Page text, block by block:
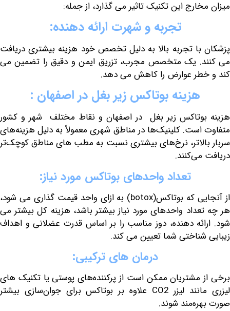
این تکنیک تاثیر می گذارد، از جمله:
تجربهوشهرتارائه دهنده:
تجربه بالا به دلیل تخصص خود هزینه بیشتری دریافت
یک متخصص مجرب، تزریق ایمن و دقیق را تضمین می
عوارض را کاهش می دهد.
هزینهبوتاکس زیربغل دراصفهان:
زیر بغل در اصفهان و نقاط مختلف شهر و کشور
کلینیک‌ها در مناطق شهری معمولاً به دلیل هزینه‌های
نرخ‌های بیشتری نسبت به مطب های مناطق کوچک‌تر
واحدهای بوتاکس مورد نیاز:
که بوتاکس(botox) به ازای واحد قیمت گذاری می شود،
واحدهای مورد نیاز بیشتر باشد، هزینه کل بیشتر می
دهنده، دوز مناسب را بر اساس قدرت عضلانی و اهداف
شما تعیین می کند.
درمان های ترکیبی:
مشتریان ممکن است از پرکننده‌های پوستی یا تکنیک های
لیزری مانند لیزر CO2 علاوه بر بوتاکس برای جوان‌سازی بیشتر
شوند.